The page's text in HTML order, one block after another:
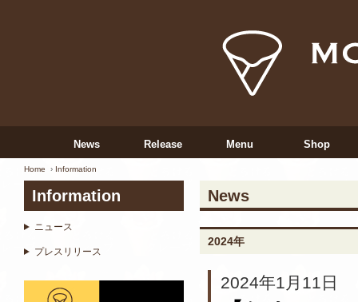
News Release Menu Shop
Home Information
Information
ニュース
プレスリリース
News
2024年
2024年1月11日